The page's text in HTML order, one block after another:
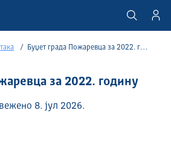
Буџет града Пожаревца за 2022. годину
за 2022. годину
8. јул 2026.